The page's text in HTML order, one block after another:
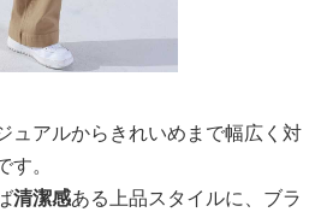
ュアルからきれいめまで幅広く対
す。
清潔感ある上品スタイルに、ブラ